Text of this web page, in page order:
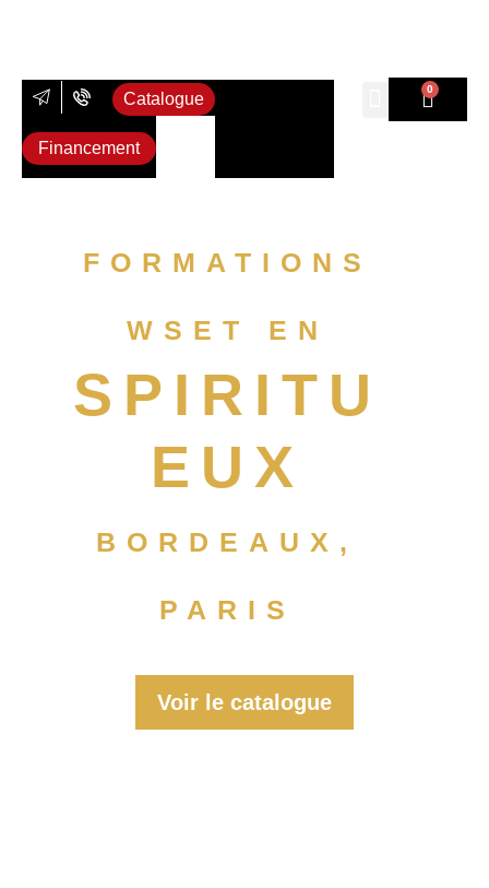
Catalogue
Financement
0
FORMATIONS
WSET EN
SPIRITU
EUX
BORDEAUX,
PARIS
Voir le catalogue